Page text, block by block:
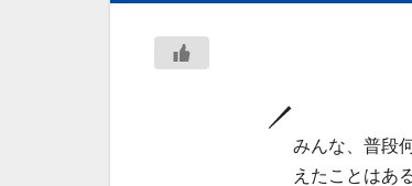
みんな、普段
えたことはあ